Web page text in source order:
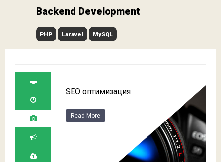
Backend Development
PHP Laravel MySQL
SEO оптимизация
Read More